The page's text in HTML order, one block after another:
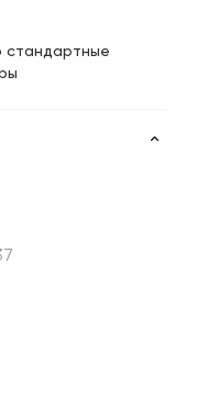
стандартные